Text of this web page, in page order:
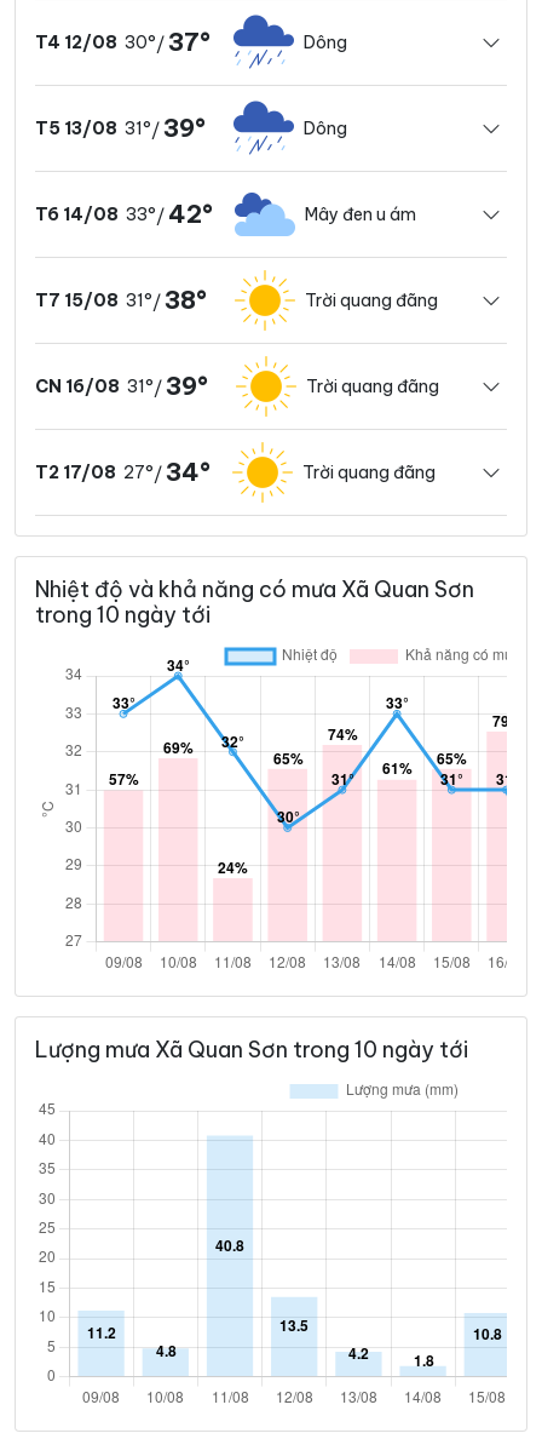
T4 12/08 30°/ 37° Dông
T5 13/08 31°/ 39° Dông
T6 14/08 33°/ 42° Mây đen u ám
T7 15/08 31°/ 38° Trời quang đãng
CN 16/08 31°/ 39° Trời quang đãng
T2 17/08 27°/ 34° Trời quang đãng
Nhiệt độ và khả năng có mưa Xã Quan Sơn
trong 10 ngày tới
Lượng mưa Xã Quan Sơn trong 10 ngày tới